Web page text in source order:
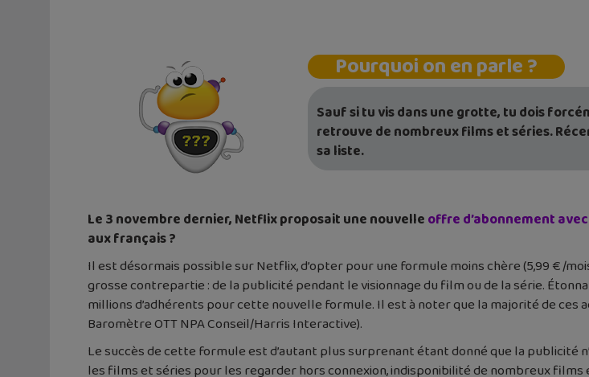
Pourquoi on en parle ?
Sauf si tu vis dans une grotte, tu dois
retrouve de nombreux films et séries.
sa liste.
Le 3 novembre dernier, Netflix proposait une nouvelleoffre d’abonnement
aux français ?
Il est désormais possible sur Netflix, d’opter pour une formule moins chère (5,99 € /
grosse contrepartie : de la publicité pendant le visionnage du film ou de la série.
millions d’adhérents pour cette nouvelle formule. Il est à noter que la majorité de
Baromètre OTT NPA Conseil/Harris Interactive).
Le succès de cette formule est d’autant plus surprenant étant donné que la
les films et séries pour les regarder hors connexion, indisponibilité de nombreux